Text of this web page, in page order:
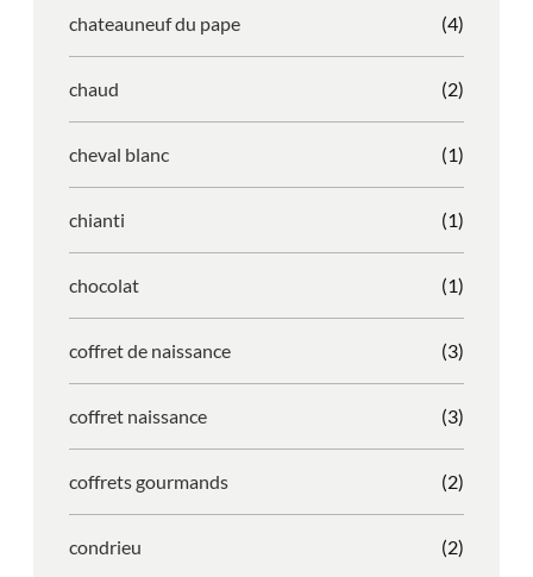
chateauneuf du pape (4)
chaud (2)
cheval blanc (1)
chianti (1)
chocolat (1)
coffret de naissance (3)
coffret naissance (3)
coffrets gourmands (2)
condrieu (2)